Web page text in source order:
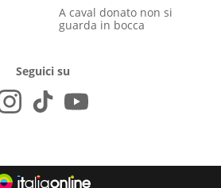
A caval donato non si
guarda in bocca
Seguici su